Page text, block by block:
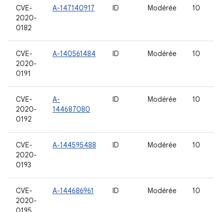
CVE-
2020-
0182
A-147140917 ID Modérée 10
CVE-
2020-
0191
A-140561484 ID Modérée 10
CVE-
2020-
0192
A-
144687080
ID Modérée 10
CVE-
2020-
0193
A-144595488 ID Modérée 10
CVE-
2020-
A-144686961 ID Modérée 10